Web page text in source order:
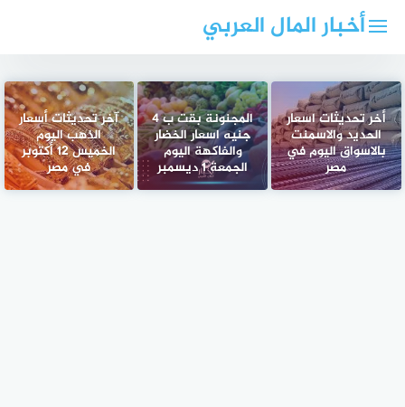
أخبار المال العربي
أخر تحديثات اسعار
الحديد والاسمنت
بالاسواق اليوم في
مصر
المجنونة بقت ب 4
جنيه اسعار الخضار
والفاكهة اليوم
الجمعة 1 ديسمبر
آخر تحديثات أسعار
الذهب اليوم
الخميس 12 أكتوبر
في مصر